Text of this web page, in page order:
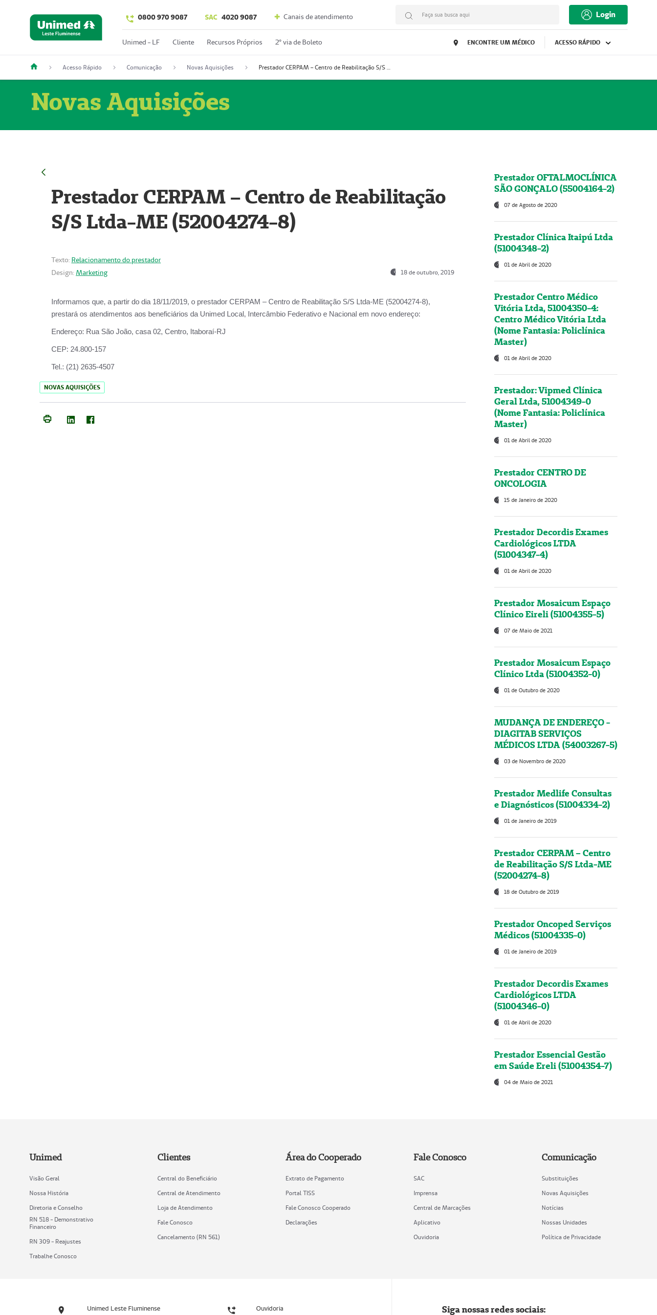
0800 970 9087 SAC 4020 9087 Canais de atendimento Faça sua busca aqui Login
Unimed - LF Cliente Recursos Próprios 2º via de Boleto ENCONTRE UM MÉDICO ACESSO RÁPIDO
Acesso Rápido Comunicação Novas Aquisições Prestador CERPAM – Centro de Reabilitação S/S Ltda-ME (52004274-8)
Novas Aquisições
Prestador CERPAM – Centro de Reabilitação
S/S Ltda-ME (52004274-8)
Texto: Relacionamento do prestador
Design: Marketing 18 de outubro, 2019
Informamos que, a partir do dia 18/11/2019, o prestador CERPAM – Centro de Reabilitação S/S Ltda-ME (52004274-8),
prestará os atendimentos aos beneficiários da Unimed Local, Intercâmbio Federativo e Nacional em novo endereço:
Endereço: Rua São João, casa 02, Centro, Itaboraí-RJ
CEP: 24.800-157
Tel.: (21) 2635-4507
NOVAS AQUISIÇÕES
Prestador OFTALMOCLÍNICA
SÃO GONÇALO (55004164-2)
07 de Agosto de 2020
Prestador Clínica Itaipú Ltda
(51004348-2)
01 de Abril de 2020
Prestador Centro Médico
Vitória Ltda, 51004350-4:
Centro Médico Vitória Ltda
(Nome Fantasia: Policlínica
Master)
01 de Abril de 2020
Prestador: Vipmed Clínica
Geral Ltda, 51004349-0
(Nome Fantasia: Policlínica
Master)
01 de Abril de 2020
Prestador CENTRO DE
ONCOLOGIA
15 de Janeiro de 2020
Prestador Decordis Exames
Cardiológicos LTDA
(51004347-4)
01 de Abril de 2020
Prestador Mosaicum Espaço
Clínico Eireli (51004355-5)
07 de Maio de 2021
Prestador Mosaicum Espaço
Clínico Ltda (51004352-0)
01 de Outubro de 2020
MUDANÇA DE ENDEREÇO -
DIAGITAB SERVIÇOS
MÉDICOS LTDA (54003267-5)
03 de Novembro de 2020
Prestador Medlife Consultas
e Diagnósticos (51004334-2)
01 de Janeiro de 2019
Prestador CERPAM – Centro
de Reabilitação S/S Ltda-ME
(52004274-8)
18 de Outubro de 2019
Prestador Oncoped Serviços
Médicos (51004335-0)
01 de Janeiro de 2019
Prestador Decordis Exames
Cardiológicos LTDA
(51004346-0)
01 de Abril de 2020
Prestador Essencial Gestão
em Saúde Ereli (51004354-7)
04 de Maio de 2021
Unimed
Visão Geral
Nossa História
Diretoria e Conselho
RN 518 - Demonstrativo
Financeiro
RN 309 - Reajustes
Trabalhe Conosco
Clientes
Central do Beneficiário
Central de Atendimento
Loja de Atendimento
Fale Conosco
Cancelamento (RN 561)
Área do Cooperado
Extrato de Pagamento
Portal TISS
Fale Conosco Cooperado
Declarações
Fale Conosco
SAC
Imprensa
Central de Marcações
Aplicativo
Ouvidoria
Comunicação
Substituições
Novas Aquisições
Notícias
Nossas Unidades
Política de Privacidade
Unimed Leste Fluminense Ouvidoria Siga nossas redes sociais: